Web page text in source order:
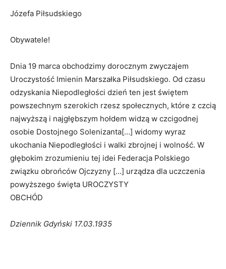
Józefa Piłsudskiego
Obywatele!
Dnia 19 marca obchodzimy dorocznym zwyczajem
Uroczystość Imienin Marszałka Piłsudskiego. Od czasu
odzyskania Niepodległości dzień ten jest świętem
powszechnym szerokich rzesz społecznych, które z czcią
najwyższą i najgłębszym hołdem widzą w czcigodnej
osobie Dostojnego Solenizanta[…] widomy wyraz
ukochania Niepodległości i walki zbrojnej i wolność. W
głębokim zrozumieniu tej idei Federacja Polskiego
związku obrońców Ojczyzny […] urządza dla uczczenia
powyższego święta UROCZYSTY
OBCHÓD
Dziennik Gdyński 17.03.1935